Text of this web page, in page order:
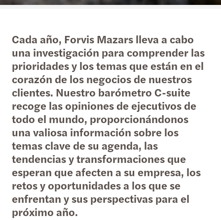
Cada año, Forvis Mazars lleva a cabo
una investigación para comprender las
prioridades y los temas que están en el
corazón de los negocios de nuestros
clientes. Nuestro barómetro C-suite
recoge las opiniones de ejecutivos de
todo el mundo, proporcionándonos
una valiosa información sobre los
temas clave de su agenda, las
tendencias y transformaciones que
esperan que afecten a su empresa, los
retos y oportunidades a los que se
enfrentan y sus perspectivas para el
próximo año.